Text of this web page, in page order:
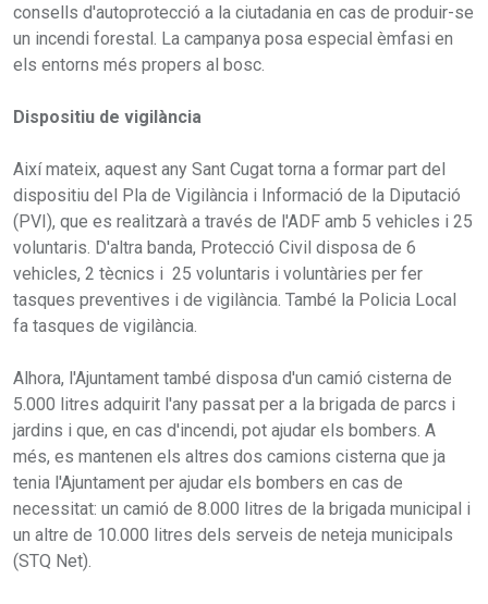
consells d'autoprotecció a la ciutadania en cas de produir-se
un incendi forestal. La campanya posa especial èmfasi en
els entorns més propers al bosc.
Dispositiu de vigilància
Així mateix, aquest any Sant Cugat torna a formar part del
dispositiu del Pla de Vigilància i Informació de la Diputació
(PVI), que es realitzarà a través de l'ADF amb 5 vehicles i 25
voluntaris. D'altra banda, Protecció Civil disposa de 6
vehicles, 2 tècnics i 25 voluntaris i voluntàries per fer
tasques preventives i de vigilància. També la Policia Local
fa tasques de vigilància.
Alhora, l'Ajuntament també disposa d'un camió cisterna de
5.000 litres adquirit l'any passat per a la brigada de parcs i
jardins i que, en cas d'incendi, pot ajudar els bombers. A
més, es mantenen els altres dos camions cisterna que ja
tenia l'Ajuntament per ajudar els bombers en cas de
necessitat: un camió de 8.000 litres de la brigada municipal i
un altre de 10.000 litres dels serveis de neteja municipals
(STQ Net).